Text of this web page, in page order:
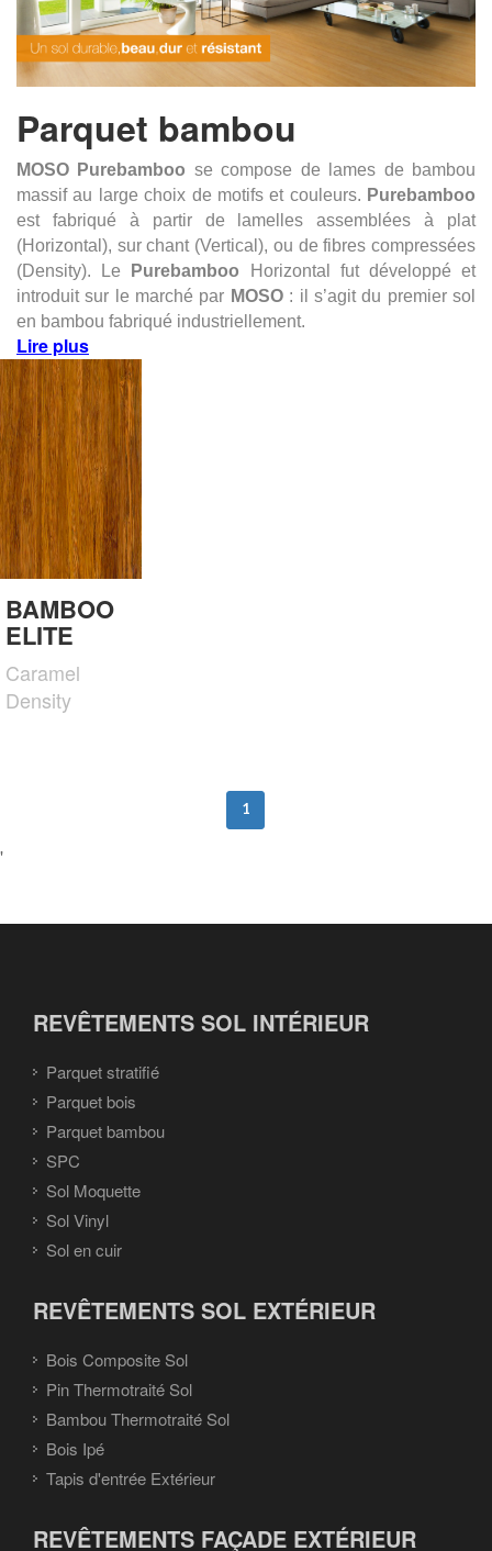
Parquet bambou
MOSO Purebamboo se compose de lames de bambou
massif au large choix de motifs et couleurs. Purebamboo
est fabriqué à partir de lamelles assemblées à plat
(Horizontal), sur chant (Vertical), ou de fibres compressées
(Density). Le
Purebamboo Horizontal fut développé et
introduit sur le marché par MOSO: il s’agit du premier sol
en bambou fabriqué industriellement.
Lire plus
BAMBOO
ELITE
Caramel
Density
1
'
REVÊTEMENTS SOL INTÉRIEUR
Parquet stratifié
Parquet bois
Parquet bambou
SPC
Sol Moquette
Sol Vinyl
Sol en cuir
REVÊTEMENTS SOL EXTÉRIEUR
Bois Composite Sol
Pin Thermotraité Sol
Bambou Thermotraité Sol
Bois Ipé
Tapis d'entrée Extérieur
REVÊTEMENTS FAÇADE EXTÉRIEUR